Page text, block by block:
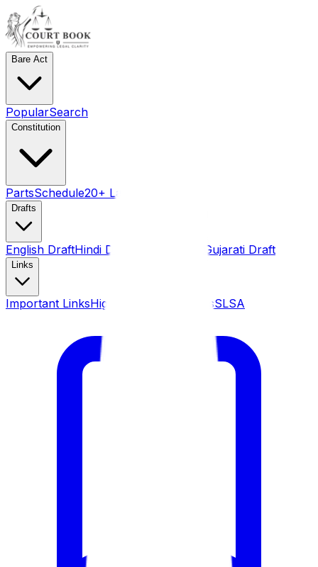
Bare Act
PopularSearch
Constitution
PartsSchedule20+ Language pdf
Drafts
English DraftHindi Draft Gujarati Draft
Links
Important LinksHigh Courts JudgmentsSLSA